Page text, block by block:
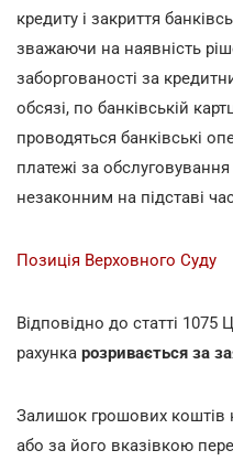
кредиту і закриття
зважаючи на наявність
заборгованості за
обсязі, по банківській
проводяться банківські
платежі за
незаконним на підставі
Позиція Верховного Суду
Відповідно до статті 1075
рахунка розривається за
Залишок грошових коштів
або за його вказівкою